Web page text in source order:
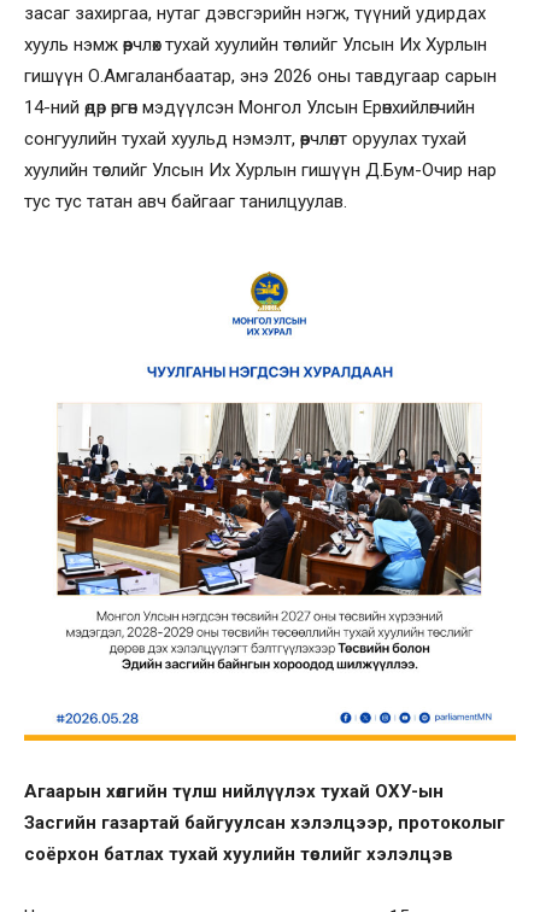
засаг захиргаа, нутаг дэвсгэрийн нэгж, түүний удирдах
хууль нэмж өөрчлөх тухай хуулийн төслийг Улсын Их Хурлын
гишүүн О.Амгаланбаатар, энэ 2026 оны тавдугаар сарын
14-ний өдөр өргөн мэдүүлсэн Монгол Улсын Ерөнхийлөгчийн
сонгуулийн тухай хуульд нэмэлт, өөрчлөлт оруулах тухай
хуулийн төслийг Улсын Их Хурлын гишүүн Д.Бум-Очир нар
тус тус татан авч байгааг танилцуулав.
Агаарын хөлгийн түлш нийлүүлэх тухай ОХУ-ын
Засгийн газартай байгуулсан хэлэлцээр, протоколыг
соёрхон батлах тухай хуулийн төслийг хэлэлцэв